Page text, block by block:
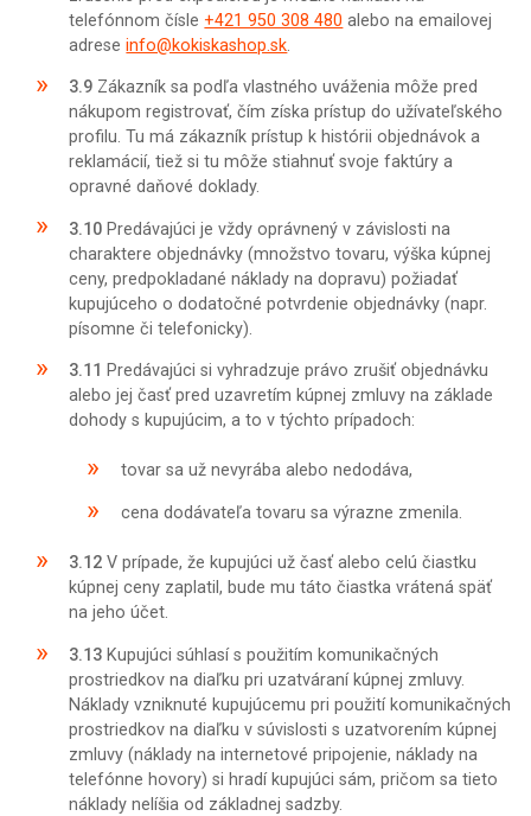
telefónnom čísle +421 950 308 480 alebo na emailovej
adreseinfo@kokiskashop.sk.
3.9 Zákazník sa podľa vlastného uváženia môže pred
nákupom registrovať, čím získa prístup do užívateľského
profilu. Tu má zákazník prístup k histórii objednávok a
reklamácií, tiež si tu môže stiahnuť svoje faktúry a
opravné daňové doklady.
3.10 Predávajúci je vždy oprávnený v závislosti na
charaktere objednávky (množstvo tovaru, výška kúpnej
ceny, predpokladané náklady na dopravu) požiadať
kupujúceho o dodatočné potvrdenie objednávky (napr.
písomne či telefonicky).
3.11 Predávajúci si vyhradzuje právo zrušiť objednávku
alebo jej časť pred uzavretím kúpnej zmluvy na základe
dohody s kupujúcim, a to v týchto prípadoch:
tovar sa už nevyrába alebo nedodáva,
cena dodávateľa tovaru sa výrazne zmenila.
3.12 V prípade, že kupujúci už časť alebo celú čiastku
kúpnej ceny zaplatil, bude mu táto čiastka vrátená späť
na jeho účet.
3.13 Kupujúci súhlasí s použitím komunikačných
prostriedkov na diaľku pri uzatváraní kúpnej zmluvy.
Náklady vzniknuté kupujúcemu pri použití komunikačných
prostriedkov na diaľku v súvislosti s uzatvorením kúpnej
zmluvy (náklady na internetové pripojenie, náklady na
telefónne hovory) si hradí kupujúci sám, pričom sa tieto
náklady nelíšia od základnej sadzby.